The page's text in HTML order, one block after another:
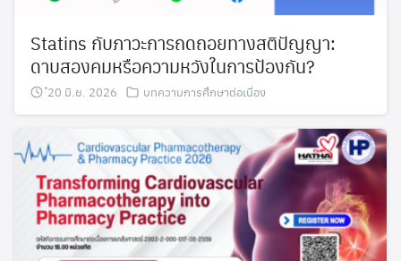
Statins กับภาวะการถดถอยทางสติปัญญา:
ดาบสองคมหรือความหวังในการป้องกัน?
๋20 มิ.ย. 2026 บทความการศึกษาต่อเนื่อง